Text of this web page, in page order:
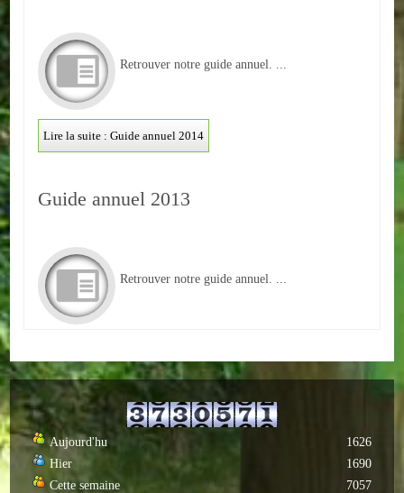
Transports
Commerces
Hotels/Restaurants
Garages
Services
CONTACT
Informations générales
Actualités
Retrouver notre guide annuel. ...
Lire la suite : Guide annuel 2014
Guide annuel 2013
Retrouver notre guide annuel. ...
Aujourd'hu
Hier
Cette semaine
1626
1690
7057